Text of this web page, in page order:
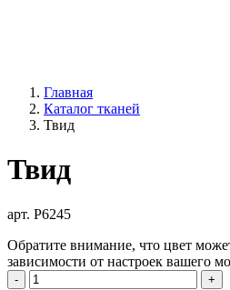
Главная
Каталог тканей
Твид
Твид
арт. Р6245
Обратите внимание, что цвет
зависимости от настроек вашего
- +